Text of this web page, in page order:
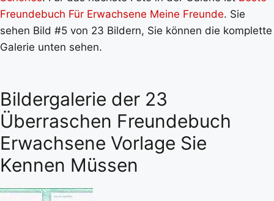
Freundebuch Für Erwachsene Meine Freunde. Sie
sehen Bild #5 von 23 Bildern, Sie können die komplette
Galerie unten sehen.
Bildergalerie der 23
Überraschen Freundebuch
Erwachsene Vorlage Sie
Kennen Müssen